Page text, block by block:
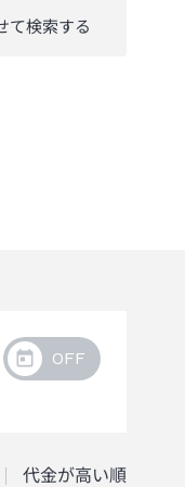
て検索する
代金が高い順